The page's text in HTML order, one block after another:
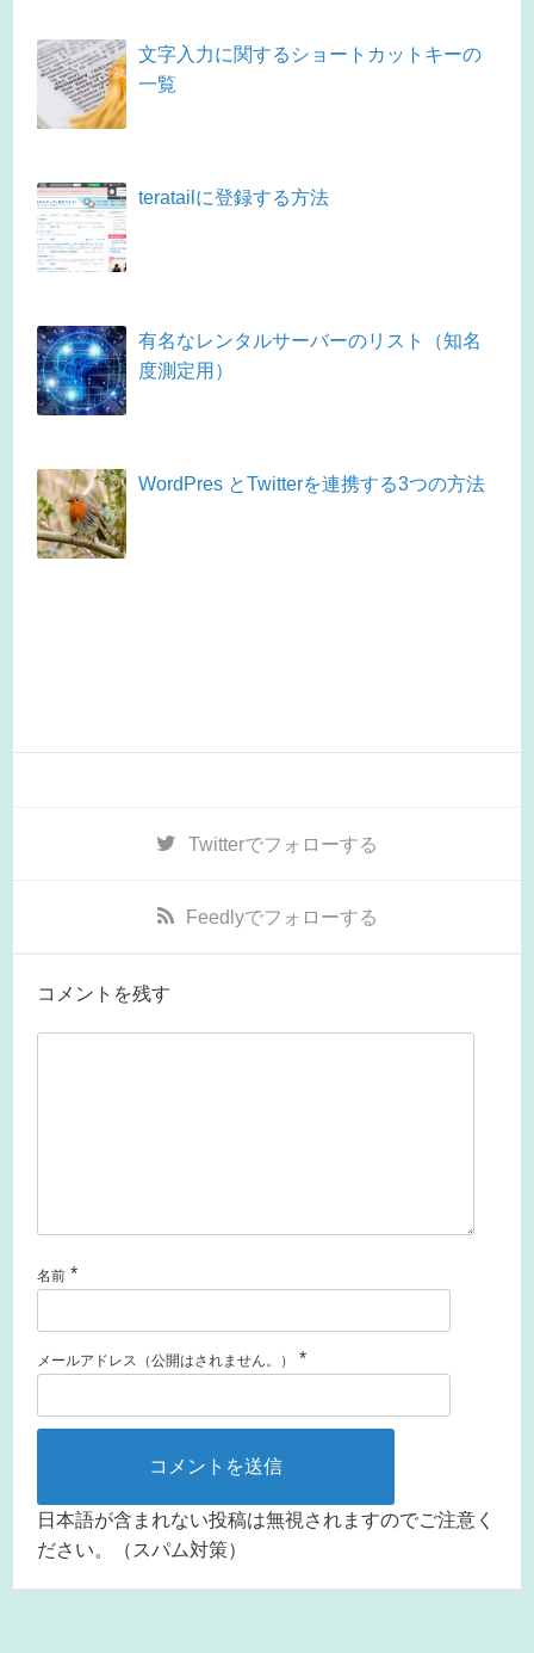
文字入力に関するショートカットキーの
一覧
teratailに登録する方法
有名なレンタルサーバーのリスト（知名
度測定用）
WordPres とTwitterを連携する3つの方法
Twitterでフォローする
Feedlyでフォローする
コメントを残す
名前 *
メールアドレス（公開はされません。） *
日本語が含まれない投稿は無視されますのでご注意く
ださい。（スパム対策）